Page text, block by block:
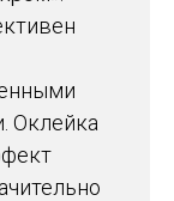
Оклейка